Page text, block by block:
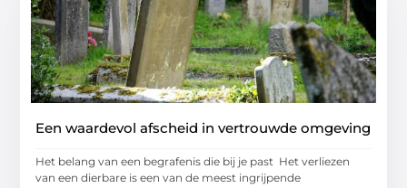
Een waardevol afscheid in vertrouwde omgeving
Het belang van een begrafenis die bij je past Het verliezen
van een dierbare is een van de meest ingrijpende